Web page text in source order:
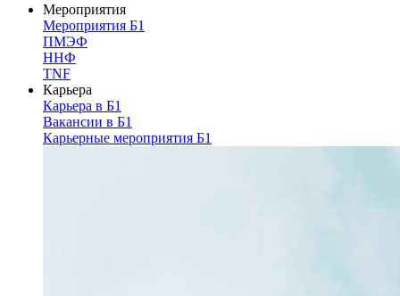
Мероприятия
Мероприятия Б1
ПМЭФ
ННФ
TNF
Карьера
Карьера в Б1
Вакансии в Б1
Карьерные мероприятия Б1